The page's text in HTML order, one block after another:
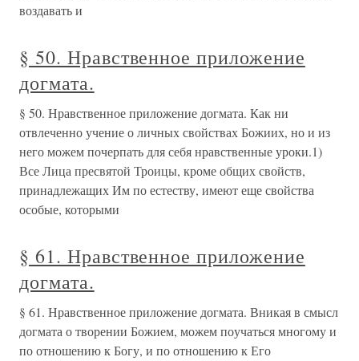
воздавать и
§ 50. Нравственное приложение
догмата.
§ 50. Нравственное приложение догмата. Как ни
отвлеченно учение о личных свойствах Божиих, но и из
него можем почерпать для себя нравственные уроки.1)
Все Лица пресвятой Троицы, кроме общих свойств,
принадлежащих Им по естеству, имеют еще свойства
особые, ко­торыми
§ 61. Нравственное приложение
догмата.
§ 61. Нравственное приложение догмата. Вникая в смысл
догмата о творении Божием, можем по­учаться многому и
по отношению к Богу, и по отношению к Его